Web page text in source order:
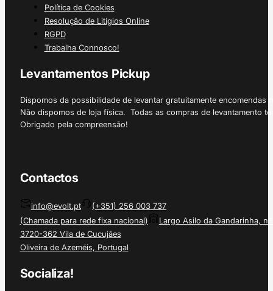
Política de Cookies
Resolução de Litígios Online
RGPD
Trabalha Connosco!
Levantamentos Pickup
Dispomos da possibilidade de levantar gratuitamente
Não dispomos de loja física. Todas as compras de levantamento
Obrigado pela compreensão!
Contactos
info@evolt.pt
(+351) 256 003 737
(Chamada para rede fixa nacional)
Largo Asilo da Gandarinha, nº
3720-362 Vila de Cucujães
Oliveira de Azeméis, Portugal
Socializa!